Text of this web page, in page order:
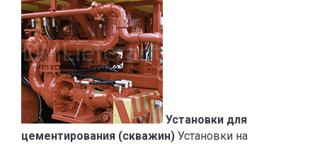
Установки для
цементирования (скважин) Установки на